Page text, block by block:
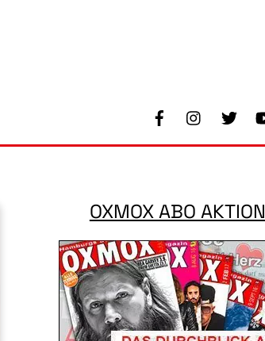
Facebook
OXMOX ABO AKTION